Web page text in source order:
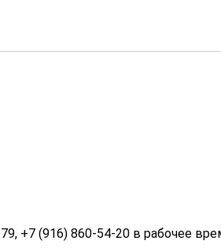
+7 (916) 860-54-20 в рабочее